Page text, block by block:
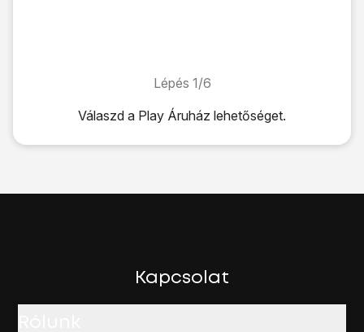
Lépés 1/6
Lépés 1/6Válaszd a Play Áruház lehetőséget.
Válaszd aPlay Áruházlehetőséget.
Kapcsolat